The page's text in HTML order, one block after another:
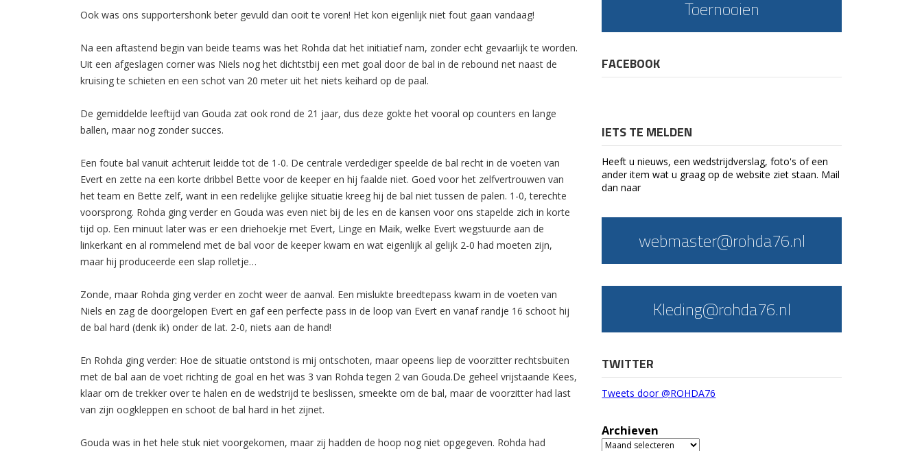
Ook was ons supportershonk beter gevuld dan ooit te voren! Het kon eigenlijk niet fout gaan vandaag!
Na een aftastend begin van beide teams was het Rohda dat het initiatief nam, zonder echt gevaarlijk te worden.
Uit een afgeslagen corner was Niels nog het dichtstbij een met goal door de bal in de rebound net naast de
kruising te schieten en een schot van 20 meter uit het niets keihard op de paal.
De gemiddelde leeftijd van Gouda zat ook rond de 21 jaar, dus deze gokte het vooral op counters en lange
ballen, maar nog zonder succes.
Een foute bal vanuit achteruit leidde tot de 1-0. De centrale verdediger speelde de bal recht in de voeten van
Evert en zette na een korte dribbel Bette voor de keeper en hij faalde niet. Goed voor het zelfvertrouwen van
het team en Bette zelf, want in een redelijke gelijke situatie kreeg hij de bal niet tussen de palen. 1-0, terechte
voorsprong. Rohda ging verder en Gouda was even niet bij de les en de kansen voor ons stapelde zich in korte
tijd op. Een minuut later was er een driehoekje met Evert, Linge en Maik, welke Evert wegstuurde aan de
linkerkant en al rommelend met de bal voor de keeper kwam en wat eigenlijk al gelijk 2-0 had moeten zijn,
maar hij produceerde een slap rolletje…
Zonde, maar Rohda ging verder en zocht weer de aanval. Een mislukte breedtepass kwam in de voeten van
Niels en zag de doorgelopen Evert en gaf een perfecte pass in de loop van Evert en vanaf randje 16 schoot hij
de bal hard (denk ik) onder de lat. 2-0, niets aan de hand!
En Rohda ging verder: Hoe de situatie ontstond is mij ontschoten, maar opeens liep de voorzitter rechtsbuiten
met de bal aan de voet richting de goal en het was 3 van Rohda tegen 2 van Gouda.De geheel vrijstaande Kees,
klaar om de trekker over te halen en de wedstrijd te beslissen, smeekte om de bal, maar de voorzitter had last
van zijn oogkleppen en schoot de bal hard in het zijnet.
Gouda was in het hele stuk niet voorgekomen, maar zij hadden de hoop nog niet opgegeven. Rohda had
Toernooien
FACEBOOK
IETS TE MELDEN
Heeft u nieuws, een wedstrijdverslag, foto's of een
ander item wat u graag op de website ziet staan. Mail
dan naar
webmaster@rohda76.nl
Kleding@rohda76.nl
TWITTER
Tweets door @ROHDA76
Archieven
Archieven